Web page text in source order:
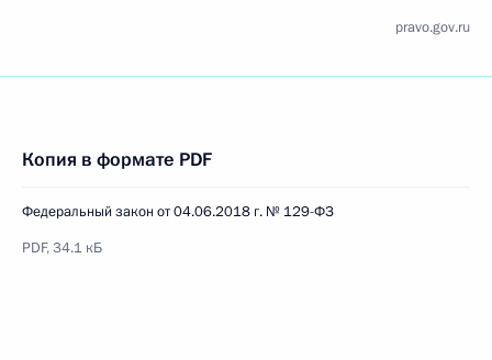
pravo.gov.ru
Копия в формате PDF
Федеральный закон от 04.06.2018 г. № 129-ФЗ
PDF, 34.1 кБ